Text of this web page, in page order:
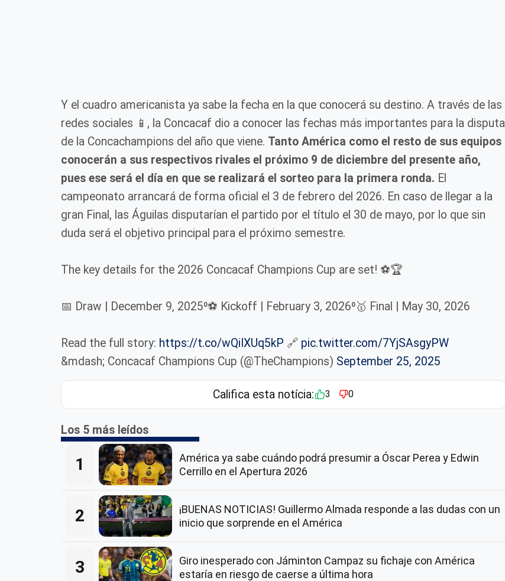
Y el cuadro americanista ya sabe la fecha en la que conocerá su destino. A través de las
redes sociales 📱, la Concacaf dio a conocer las fechas más importantes para la disputa
de la Concachampions del año que viene. Tanto América como el resto de sus equipos
conocerán a sus respectivos rivales el próximo 9 de diciembre del presente año,
pues ese será el día en que se realizará el sorteo para la primera ronda. El
campeonato arrancará de forma oficial el 3 de febrero del 2026. En caso de llegar a la
gran Final, las Águilas disputarían el partido por el título el 30 de mayo, por lo que sin
duda será el objetivo principal para el próximo semestre.
The key details for the 2026 Concacaf Champions Cup are set! ⚽️🏆
📅 Draw | December 9, 2025⁰⚽ Kickoff | February 3, 2026⁰🥇 Final | May 30, 2026
Read the full story: https://t.co/wQiIXUq5kP 🔗 pic.twitter.com/7YjSAsgyPW
&mdash; Concacaf Champions Cup (@TheChampions) September 25, 2025
Califica esta notícia: 3 0
Los 5 más leídos
1
América ya sabe cuándo podrá presumir a Óscar Perea y Edwin
Cerrillo en el Apertura 2026
2
¡BUENAS NOTICIAS! Guillermo Almada responde a las dudas con un
inicio que sorprende en el América
3
Giro inesperado con Jáminton Campaz su fichaje con América
estaría en riesgo de caerse a última hora